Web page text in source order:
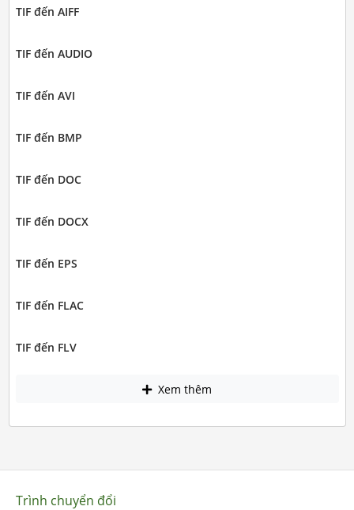
TIF đến AIFF
TIF đến AUDIO
TIF đến AVI
TIF đến BMP
TIF đến DOC
TIF đến DOCX
TIF đến EPS
TIF đến FLAC
TIF đến FLV
Xem thêm
Trình chuyển đổi